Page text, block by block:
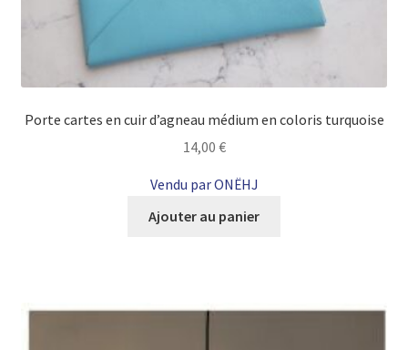
Porte cartes en cuir d’agneau médium en coloris turquoise
14,00 €
Vendu par ONËHJ
Ajouter au panier